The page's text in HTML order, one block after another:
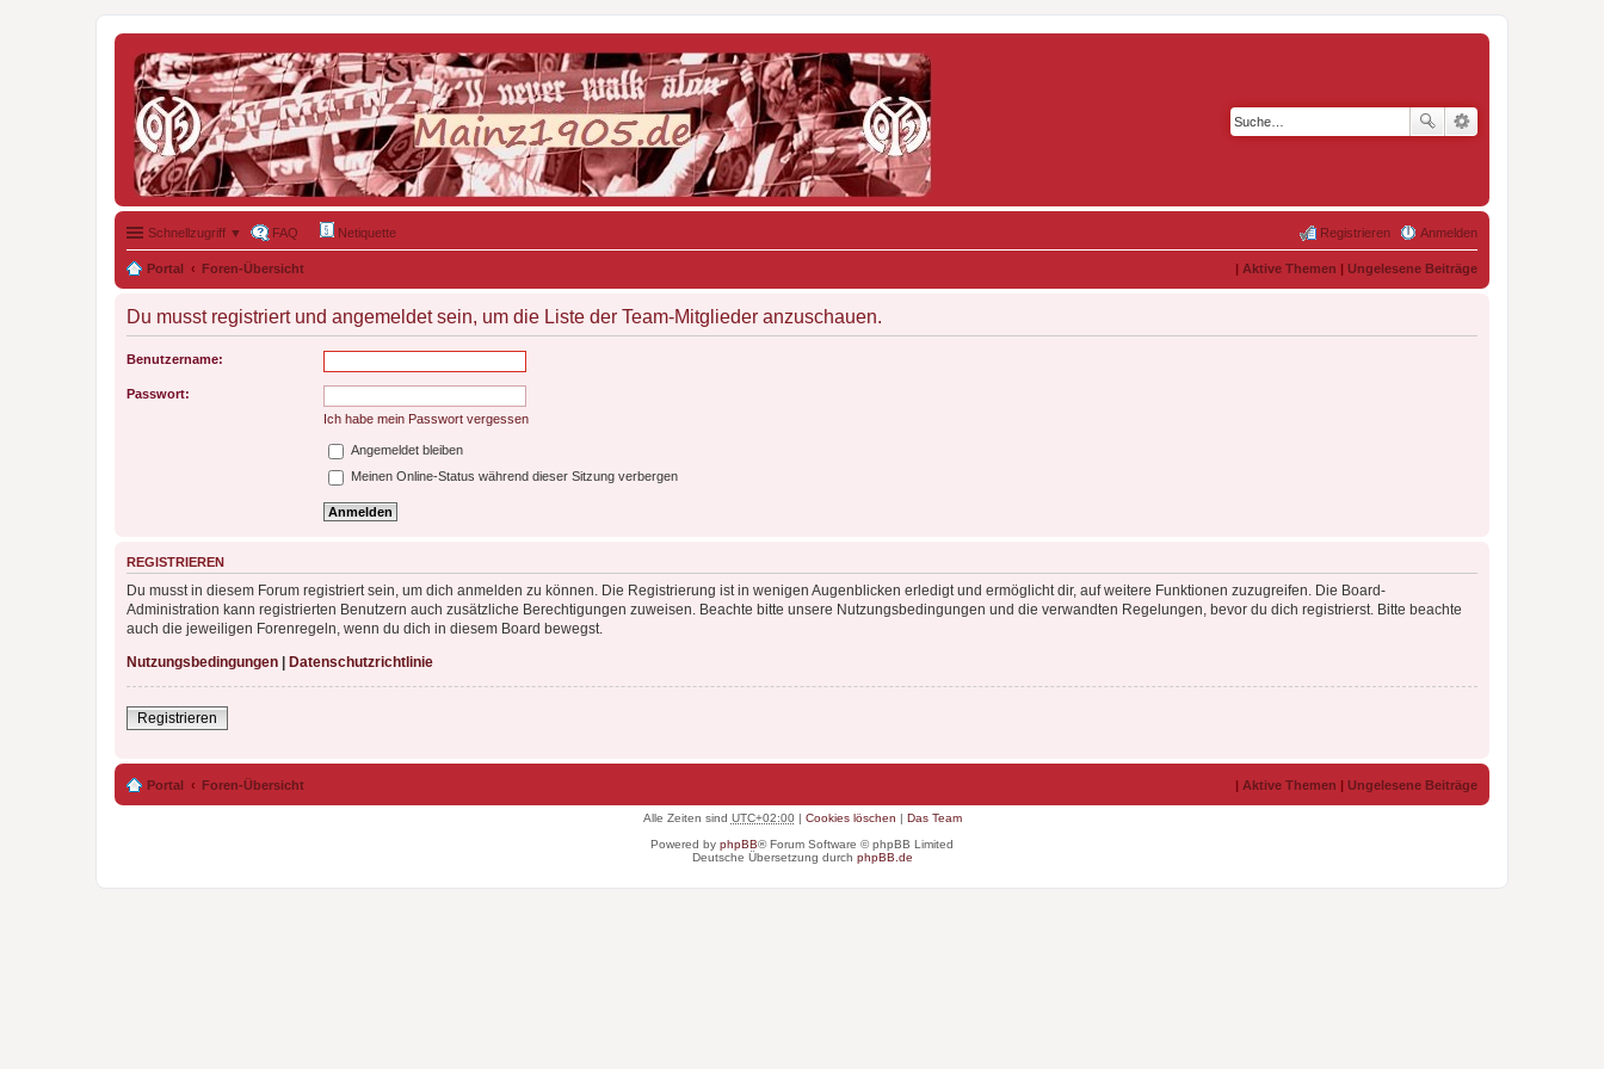
Schnellzugriff ▼ FAQ Netiquette Anmelden
Registrieren
Portal Foren-Übersicht | Aktive Themen | Ungelesene Beiträge
Du musst registriert und angemeldet sein, um die Liste der Team-Mitglieder anzuschauen.
Benutzername:
Passwort:
Ich habe mein Passwort vergessen
Angemeldet bleiben
Meinen Online-Status während dieser Sitzung verbergen
REGISTRIEREN
Du musst in diesem Forum registriert sein, um dich anmelden zu können. Die Registrierung ist in wenigen Augenblicken erledigt und ermöglicht dir, auf weitere Funktionen zuzugreifen. Die Board-
Administration kann registrierten Benutzern auch zusätzliche Berechtigungen zuweisen. Beachte bitte unsere Nutzungsbedingungen und die verwandten Regelungen, bevor du dich registrierst. Bitte beachte
auch die jeweiligen Forenregeln, wenn du dich in diesem Board bewegst.
Nutzungsbedingungen | Datenschutzrichtlinie
Registrieren
Portal Foren-Übersicht | Aktive Themen | Ungelesene Beiträge
Alle Zeiten sind UTC+02:00| Cookies löschen | Das Team
Powered by phpBB® Forum Software © phpBB Limited
Deutsche Übersetzung durch phpBB.de